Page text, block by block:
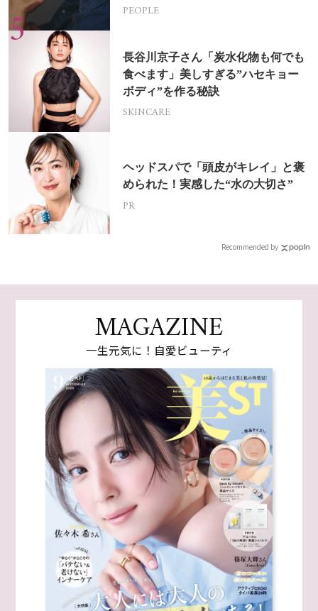
PEOPLE
長谷川京子さん「炭水化物も何でも
食べます」美しすぎる”ハセキョー
ボディ”を作る秘訣
SKINCARE
ヘッドスパで「頭皮がキレイ」と褒
められた！実感した“水の大切さ”
PR
Recommended by
MAGAZINE
一生元気に！自愛ビューティ